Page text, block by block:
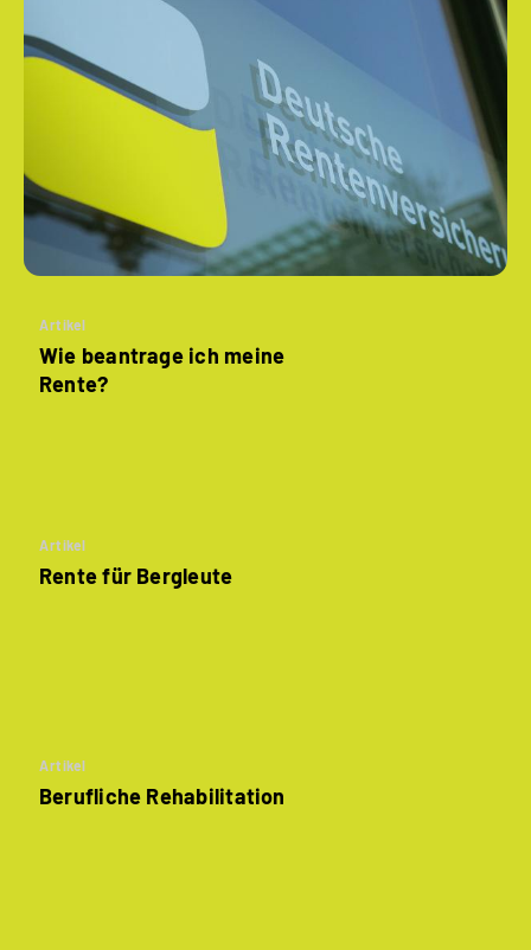
Artikel
Wie beantrage ich meine
Rente?
Artikel
Rente für Bergleute
Artikel
Berufliche Rehabilitation